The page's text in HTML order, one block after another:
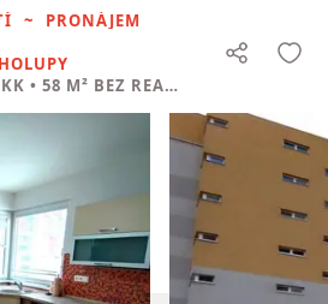
PRONÁJEM
• 58 M² BEZ REALITKY